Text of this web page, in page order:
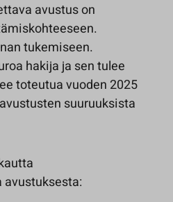
avustus on
tukemiseen.
hakija ja sen tulee
toteutua vuoden 2025
suuruuksista